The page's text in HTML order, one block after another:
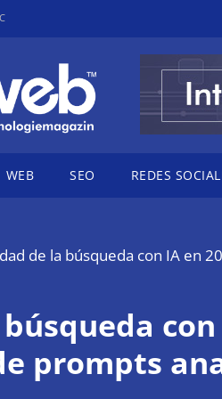
C
WEB SEO REDES
de la búsqueda con IA en
con
prompts